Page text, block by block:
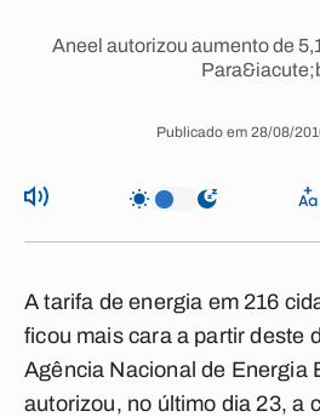
Aneel autorizou aumento de
Publicado em 28/08/
A tarifa de energia em 216
ficou mais cara a partir deste
Agência Nacional de Energia
autorizou, no último dia 23, a